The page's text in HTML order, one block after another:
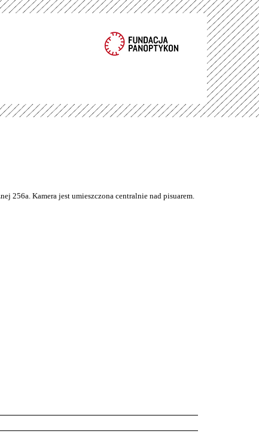
256a. Kamera jest umieszczona centralnie nad pisuarem.